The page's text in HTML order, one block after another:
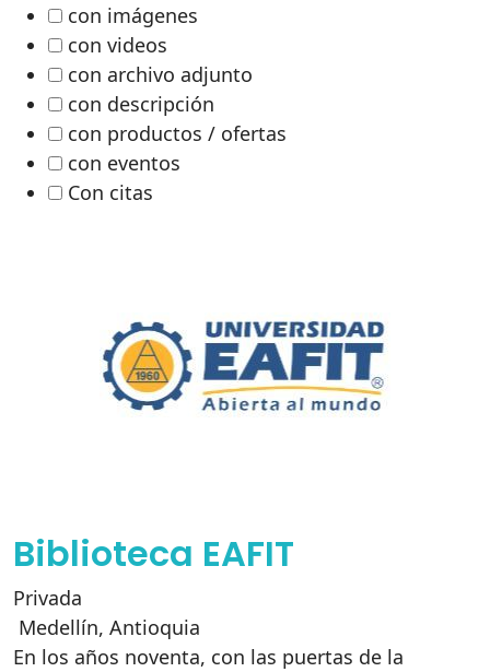
con imágenes
con videos
con archivo adjunto
con descripción
con productos / ofertas
con eventos
Con citas
Biblioteca EAFIT
Privada
Medellín, Antioquia
En los años noventa, con las puertas de la